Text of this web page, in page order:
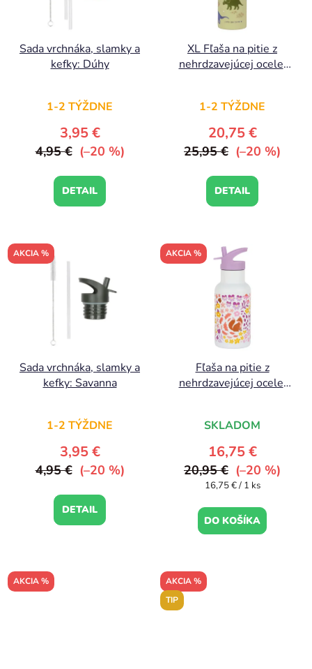
Sada vrchnáka, slamky a
kefky: Dúhy
1-2 TÝŽDNE
3,95 €
4,95 € (–20 %)
DETAIL
XL Fľaša na pitie z
nehrdzavejúcej ocele:
1-2 TÝŽDNE
20,75 €
25,95 € (–20 %)
DETAIL
AKCIA %
Sada vrchnáka, slamky a
kefky: Savanna
1-2 TÝŽDNE
3,95 €
4,95 € (–20 %)
DETAIL
AKCIA %
Fľaša na pitie z
nehrdzavejúcej ocele:
SKLADOM
16,75 €
20,95 € (–20 %)
Jednotková
16,75 € / 1 ks
DO KOŠÍKA
AKCIA %
AKCIA %
TIP